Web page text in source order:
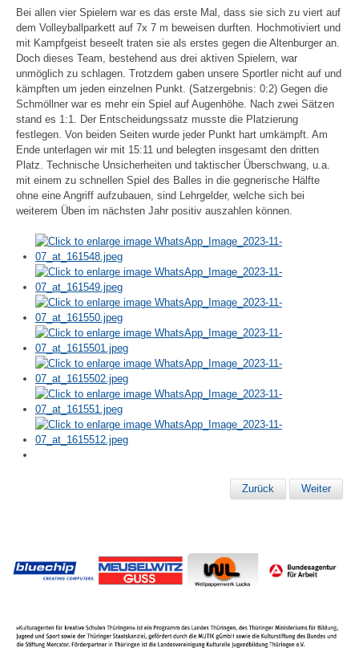
Bei allen vier Spielern war es das erste Mal, dass sie sich zu viert auf
dem Volleyballparkett auf 7x 7 m beweisen durften. Hochmotiviert und
mit Kampfgeist beseelt traten sie als erstes gegen die Altenburger an.
Doch dieses Team, bestehend aus drei aktiven Spielern, war
unmöglich zu schlagen. Trotzdem gaben unsere Sportler nicht auf und
kämpften um jeden einzelnen Punkt. (Satzergebnis: 0:2) Gegen die
Schmöllner war es mehr ein Spiel auf Augenhöhe. Nach zwei Sätzen
stand es 1:1. Der Entscheidungssatz musste die Platzierung
festlegen. Von beiden Seiten wurde jeder Punkt hart umkämpft. Am
Ende unterlagen wir mit 15:11 und belegten insgesamt den dritten
Platz. Technische Unsicherheiten und taktischer Überschwang, u.a.
mit einem zu schnellen Spiel des Balles in die gegnerische Hälfte
ohne eine Angriff aufzubauen, sind Lehrgelder, welche sich bei
weiterem Üben im nächsten Jahr positiv auszahlen können.
Zurück Weiter